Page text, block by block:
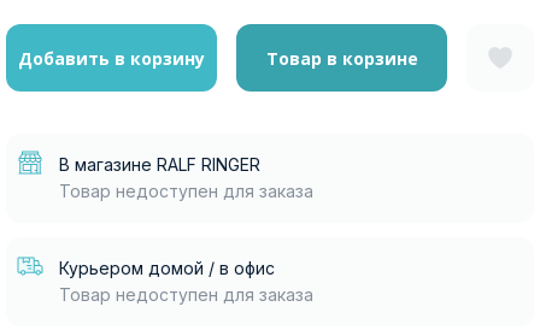
Добавить в корзину Товар в корзине
В магазине RALF RINGER
Товар недоступен для заказа
Курьером домой / в офис
Товар недоступен для заказа